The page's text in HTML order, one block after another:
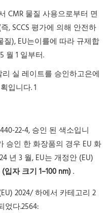
CMR 물질 사용으로부터 면
, SCCS 평가에 의해 안전하
질), EU는이를에 따라 규제합
월 1 일부터.
22-4, 승인 된 색소입니
승인 한 화장품의 경우 EU 화
년 3 월, EU는 개정안 (EU)
자 크기 1–100 nm).
2024/ 하에서 카테고리 2
었다.2564: